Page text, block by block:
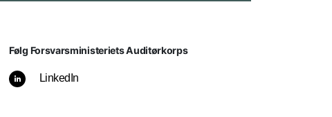
Følg Forsvarsministeriets Auditørkorps
LinkedIn